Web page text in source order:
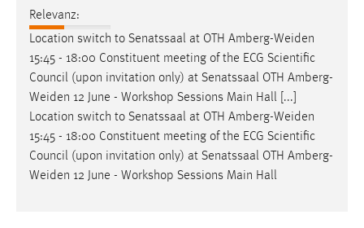
Relevanz:
Location switch to Senatssaal at OTH Amberg-Weiden
15:45 - 18:00 Constituent meeting of the ECG Scientific
Council (upon invitation only) at Senatssaal OTH Amberg-
Weiden 12 June - Workshop Sessions Main Hall [...]
Location switch to Senatssaal at OTH Amberg-Weiden
15:45 - 18:00 Constituent meeting of the ECG Scientific
Council (upon invitation only) at Senatssaal OTH Amberg-
Weiden 12 June - Workshop Sessions Main Hall